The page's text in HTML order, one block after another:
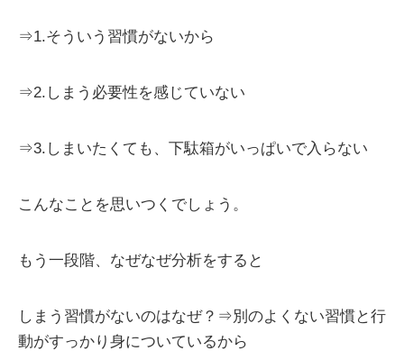
⇒1.そういう習慣がないから
⇒2.しまう必要性を感じていない
⇒3.しまいたくても、下駄箱がいっぱいで入らない
こんなことを思いつくでしょう。
もう一段階、なぜなぜ分析をすると
しまう習慣がないのはなぜ？⇒別のよくない習慣と行
動がすっかり身についているから